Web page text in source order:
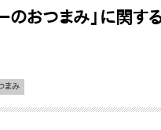
ーのおつまみ」に
まみ